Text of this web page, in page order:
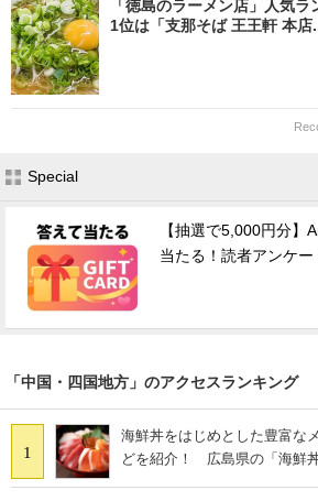
「徳島のラーメン店」人気
1位は「支那そば 王王軒 本店
Special
【抽選で5,000円分】
当たる！読者アンケー
「中国・四国地方」のアクセスランキング
1
海鮮丼をはじめとした豊富な
どを紹介！ 広島県の「海鮮